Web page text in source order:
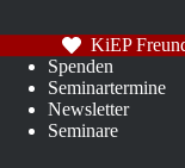
KiEP
Spenden
Seminartermine
Newsletter
Seminare